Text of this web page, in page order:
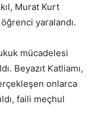
Murat Kurt
yaralandı.
mücadelesi
Beyazıt Katliamı,
onlarca
faili meçhul